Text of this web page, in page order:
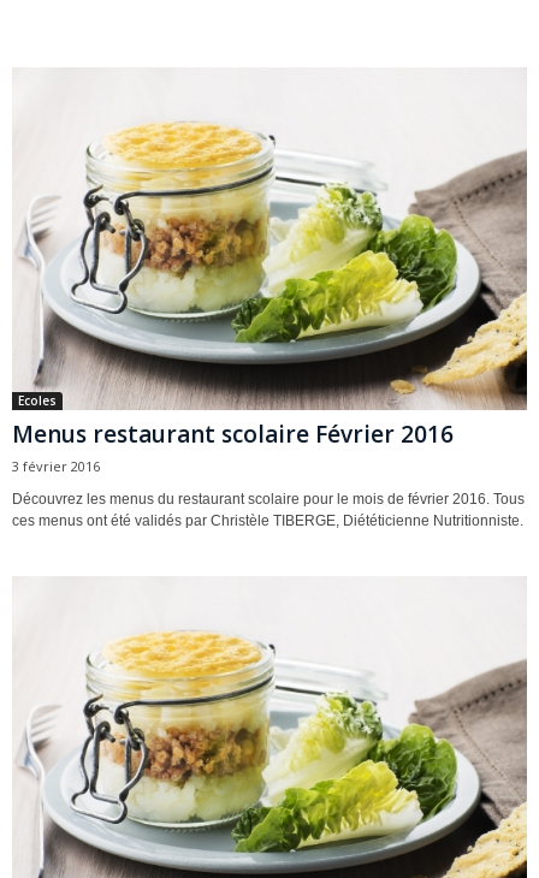
Ecoles
Menus restaurant scolaire Février 2016
3 février 2016
Découvrez les menus du restaurant scolaire pour le mois de février 2016. Tous
ces menus ont été validés par Christèle TIBERGE, Diététicienne Nutritionniste.